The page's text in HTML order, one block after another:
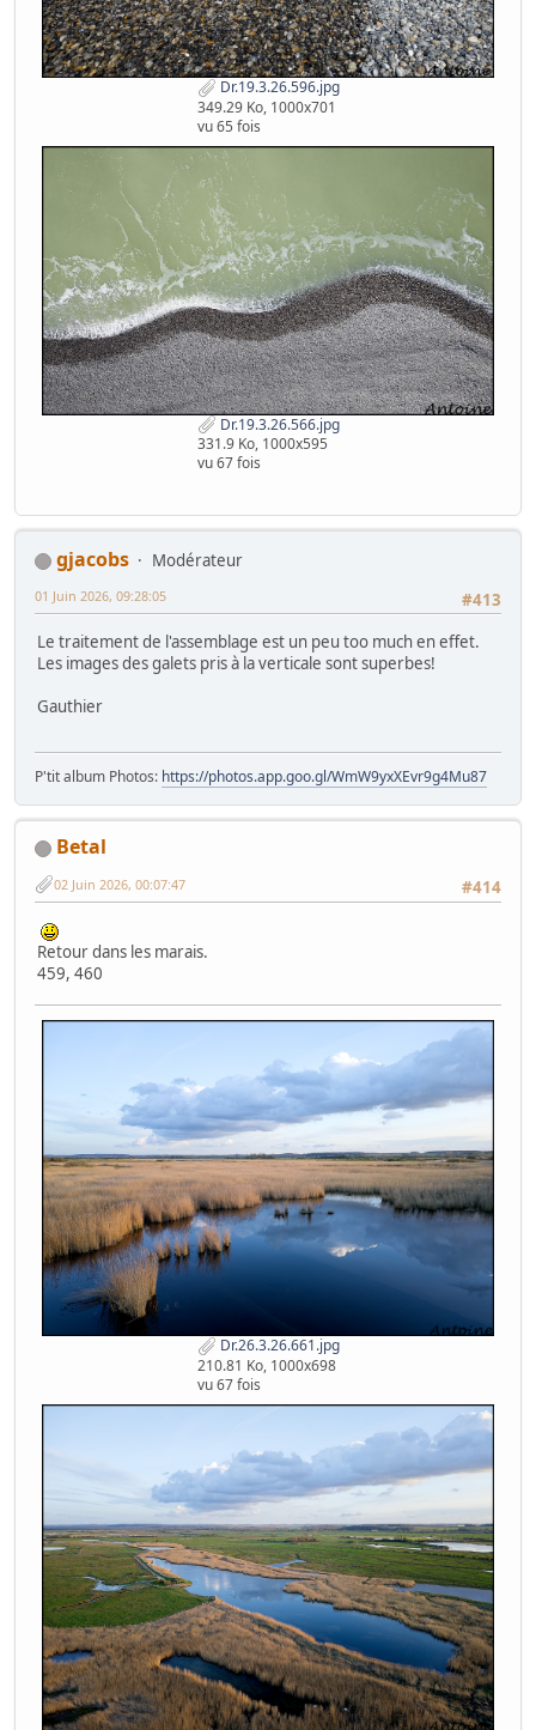
Dr.19.3.26.596.jpg
349.29 Ko, 1000x701
vu 65 fois
Dr.19.3.26.566.jpg
331.9 Ko, 1000x595
vu 67 fois
gjacobs
Modérateur
#413
01 Juin 2026, 09:28:05
Le traitement de l'assemblage est un peu too much en effet.
Les images des galets pris à la verticale sont superbes!
Gauthier
P'tit album Photos: https://photos.app.goo.gl/WmW9yxXEvr9g4Mu87
Betal
#414
02 Juin 2026, 00:07:47
Retour dans les marais.
459, 460
Dr.26.3.26.661.jpg
210.81 Ko, 1000x698
vu 67 fois